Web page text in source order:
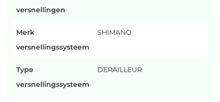
versnellingen
Merk
versnellingssysteem
SHIMANO
Type
versnellingssysteem
DERAILLEUR